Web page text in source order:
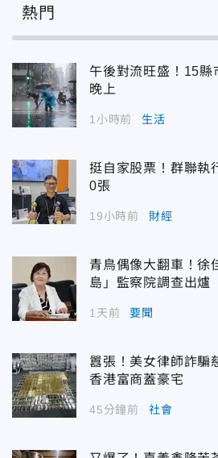
熱門
午後對流旺盛！15
晚上
1小時前 生活
挺自家股票！群聯執
0張
19小時前 財經
青鳥偶像大翻車！徐
島」監察院調查出爐
1天前 要聞
囂張！美女律師詐騙
香港富商蓋豪宅
45分鐘前 社會